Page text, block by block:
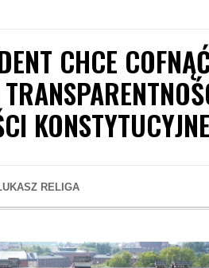
CHCE
KONSTYTUCYJNE
RELIGA